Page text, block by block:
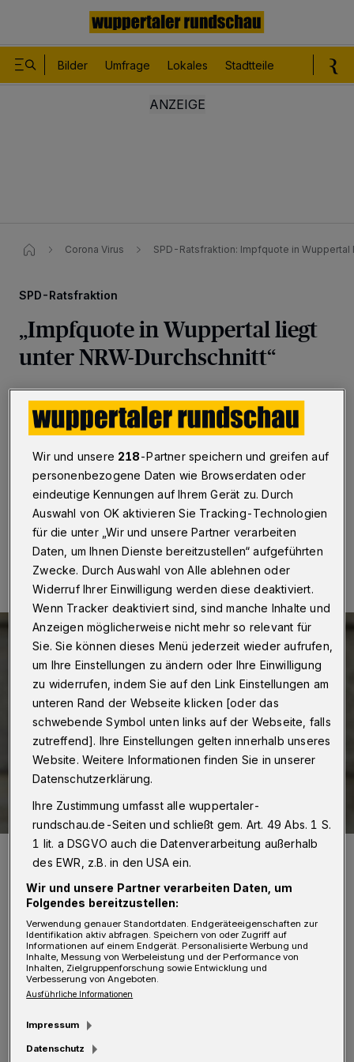
Bilder Umfrage Lokales Stadtteile
Corona Virus SPD-Ratsfraktion: Impfquote in
SPD-Ratsfraktion
„Impfquote in Wuppertal liegt
unter NRW-Durchschnitt“
Wuppertal·Die Impfquote in Wuppertal liegt noch
immer unter dem NRW-Durchschnitt. Die SPD-
Ratsfraktion sucht nach Möglichkeiten, das zu ändern.
Ausschuss für Soziales, Familie und Gesundheit
gestellt.
05.10.2021 , 17:13 Uhr
Lukas Twardowski, sozialpolitischer Sprecher der SPD-
Ratsfraktion.
L ukas Twardowski, SPD-Sprecher in dem
Ausschuss, erläutert dazu: „Konkret
möchten wir wissen, mit welchen Maßnahmen
einer Impfskepsis bzw. Impfmüdigkeit gezielt
Wir und unsere 218-Partner speichern und greifen auf
personenbezogene Daten wie Browserdaten oder
eindeutige Kennungen auf Ihrem Gerät zu. Durch
Auswahl von OK aktivieren Sie Tracking-Technologien
für die unter „Wir und unsere Partner verarbeiten
Daten, um Ihnen Dienste bereitzustellen“ aufgeführten
Zwecke. Durch Auswahl von Alle ablehnen oder
Widerruf Ihrer Einwilligung werden diese deaktiviert.
Wenn Tracker deaktiviert sind, sind manche Inhalte und
Anzeigen möglicherweise nicht mehr so relevant für
Sie. Sie können dieses Menü jederzeit wieder aufrufen,
um Ihre Einstellungen zu ändern oder Ihre Einwilligung
zu widerrufen, indem Sie auf den Link Einstellungen am
unteren Rand der Webseite klicken [oder das
schwebende Symbol unten links auf der Webseite, falls
zutreffend]. Ihre Einstellungen gelten innerhalb unseres
Website. Weitere Informationen finden Sie in unserer
Datenschutzerklärung.
Ihre Zustimmung umfasst alle wuppertaler-
rundschau.de-Seiten und schließt gem. Art. 49 Abs. 1 S.
1 lit. a DSGVO auch die Datenverarbeitung außerhalb
des EWR, z.B. in den USA ein.
Wir und unsere Partner verarbeiten Daten, um
Folgendes bereitzustellen:
Verwendung genauer Standortdaten. Endgeräteeigenschaften zur
Identifikation aktiv abfragen. Speichern von oder Zugriff auf
Informationen auf einem Endgerät. Personalisierte Werbung und
Inhalte, Messung von Werbeleistung und der Performance von
Inhalten, Zielgruppenforschung sowie Entwicklung und
Verbesserung von Angeboten.
Ausführliche Informationen
Impressum
Datenschutz